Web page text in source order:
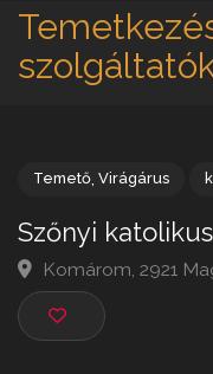
Szőnyi
Komárom, 2921